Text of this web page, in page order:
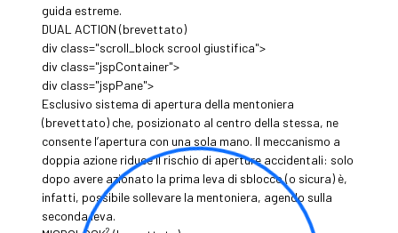
guida estreme.
DUAL ACTION (brevettato)
div class="scroll_block scrool giustifica">
div class="jspContainer">
div class="jspPane">
Esclusivo sistema di apertura della mentoniera
(brevettato) che, posizionato al centro della stessa, ne
consente l’apertura con una sola mano. Il meccanismo a
doppia azione riduce il rischio di aperture accidentali: solo
dopo avere azionato la prima leva di sblocco (o sicura) è,
infatti, possibile sollevare la mentoniera, agendo sulla
seconda leva.
2